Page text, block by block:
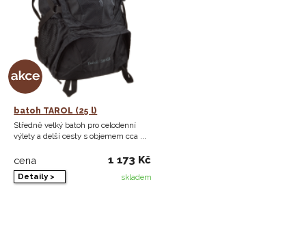
batoh TAROL (25 l)
Středně velký batoh pro celodenní
výlety a delší cesty s objemem cca ...
cena 1 173 Kč
Detaily > skladem